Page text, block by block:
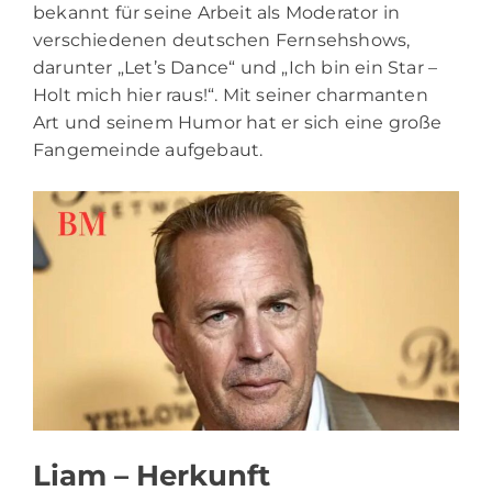
bekannt für seine Arbeit als Moderator in
verschiedenen deutschen Fernsehshows,
darunter „Let’s Dance“ und „Ich bin ein Star –
Holt mich hier raus!“. Mit seiner charmanten
Art und seinem Humor hat er sich eine große
Fangemeinde aufgebaut.
Liam – Herkunft